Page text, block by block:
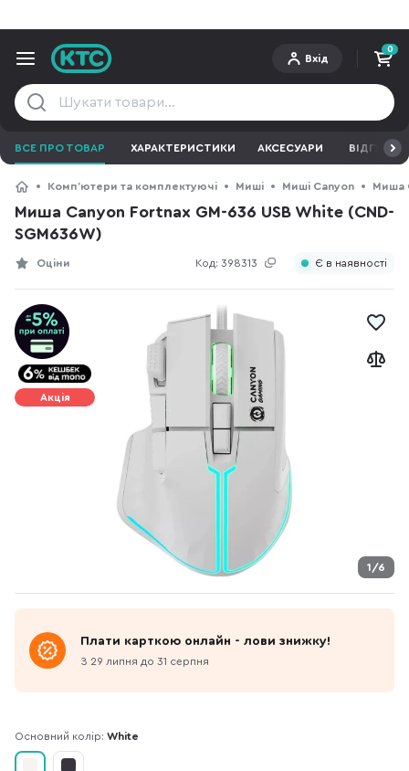
Вхід
0
ВСЕ ПРО ТОВАР ХАРАКТЕРИСТИКИ АКСЕСУАРИ ВІДГУКИ
Компʼютери та комплектуючі Миші Миші Canyon Миша
Миша Canyon Fortnax GM-636 USB White (CND-
SGM636W)
Код: 398313
Оціни Є в наявності
1/6
Акція
Плати карткою онлайн - лови знижку!
З 29 липня до 31 серпня
Основний колір: White